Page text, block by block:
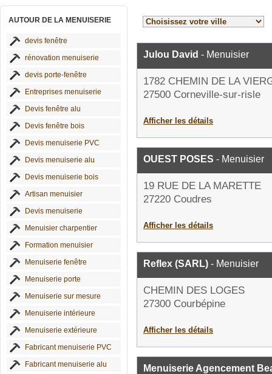
AUTOUR DE LA MENUISERIE
devis fenêtre
rénovation menuiserie
devis porte-fenêtre
Entreprises menuiserie
Devis fenêtre alu
Devis fenêtre bois
Devis menuiserie PVC
Devis menuiserie alu
Devis menuiserie bois
Artisan menuisier
Devis menuiserie
Menuisier charpentier
Formation menuisier
Menuiserie fenêtre
Menuiserie porte
Menuiserie sur mesure
Menuiserie intérieure
Menuiserie extérieure
Fabricant menuiserie PVC
Fabricant menuiserie alu
Julou David - Menuisier
1782 CHEMIN DE LA
27500 Corneville-sur-risle
Afficher les détails
OUEST POSES - Menuisier
19 RUE DE LA MARETTE
27220 Coudres
Afficher les détails
Reflex (SARL) - Menuisier
CHEMIN DES LOGES
27300 Courbépine
Afficher les détails
Menuiserie Agencement